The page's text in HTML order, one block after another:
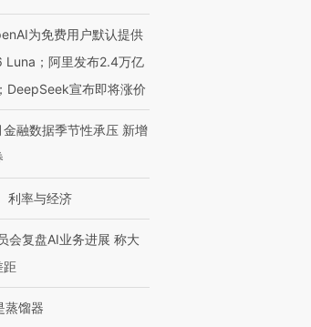
为免费用户默认提供
Luna；阿里发布2.4万亿
DeepSeek宣布即将涨价
融数据季节性承压 新增
利率与经济
会复盘AI业务进展 称大
距
蒸馏器